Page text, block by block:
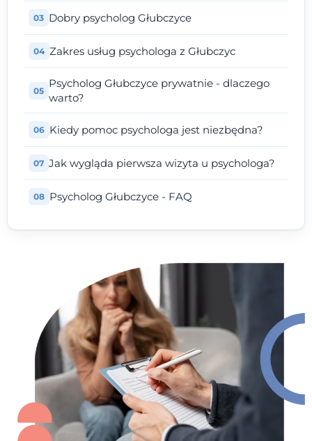
Dobry psycholog Głubczyce
Zakres usług psychologa z Głubczyc
Psycholog Głubczyce prywatnie - dlaczego
warto?
Kiedy pomoc psychologa jest niezbędna?
Jak wygląda pierwsza wizyta u psychologa?
Psycholog Głubczyce - FAQ